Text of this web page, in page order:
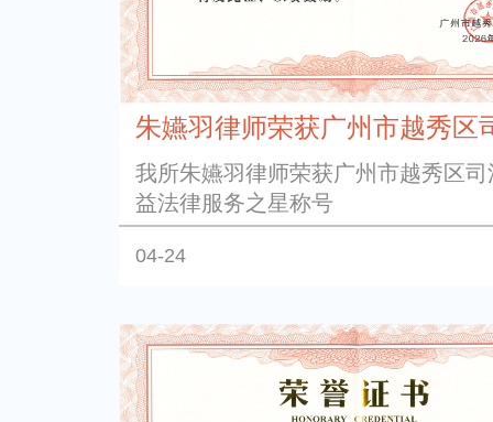
朱嬿羽律师荣获广州市越秀区
我所朱嬿羽律师荣获广州市越秀区司
益法律服务之星称号
04-24